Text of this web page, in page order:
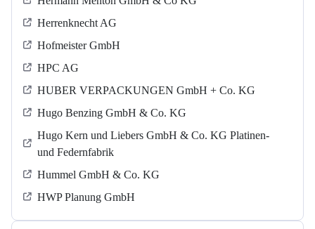
Herrenknecht AG
Hofmeister GmbH
HPC AG
HUBER VERPACKUNGEN GmbH + Co. KG
Hugo Benzing GmbH & Co. KG
Hugo Kern und Liebers GmbH & Co. KG Platinen-
und Federnfabrik
Hummel GmbH & Co. KG
HWP Planung GmbH